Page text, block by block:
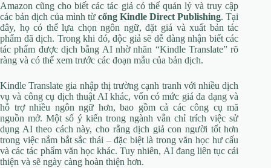
Amazon cũng cho biết các tác giả có thể quản lý và truy cập
các bản dịch của mình từcổng Kindle Direct Publishing. Tại
đây, họ có thể lựa chọn ngôn ngữ, đặt giá và xuất bản tác
phẩm đã dịch. Trong khi đó, độc giả sẽ dễ dàng nhận biết các
tác phẩm được dịch bằng AI nhờ nhãn “Kindle Translate” rõ
ràng và có thể xem trước các đoạn mẫu của bản dịch.
Kindle Translate gia nhập thị trường cạnh tranh với nhiều dịch
vụ và công cụ dịch thuật AI khác, vốn có mức giá đa dạng và
hỗ trợ nhiều ngôn ngữ hơn, bao gồm cả các công cụ mã
nguồn mở. Một số ý kiến trong ngành vẫn chỉ trích việc sử
dụng AI theo cách này, cho rằng dịch giả con người tốt hơn
trong việc nắm bắt sắc thái – đặc biệt là trong văn học hư cấu
và các tác phẩm văn học khác. Tuy nhiên, AI đang liên tục cải
thiện và sẽ ngày càng hoàn thiện hơn.